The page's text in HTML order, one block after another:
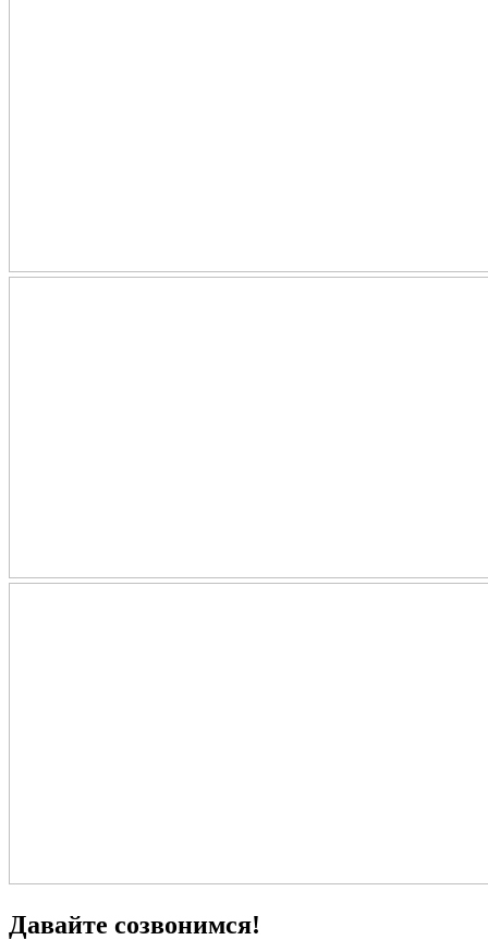
Давайте созвонимся!